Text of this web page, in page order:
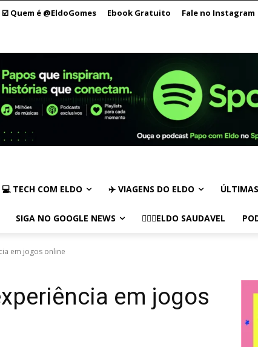
☑️ Quem é @EldoGomes Ebook Gratuito Fale no Instagram
💻 TECH COM ELDO ✈️ VIAGENS DO ELDO
SIGA NO GOOGLE NEWS 🏃🏻‍♂️ELDO SAUDAVEL
em jogos online
em jogos